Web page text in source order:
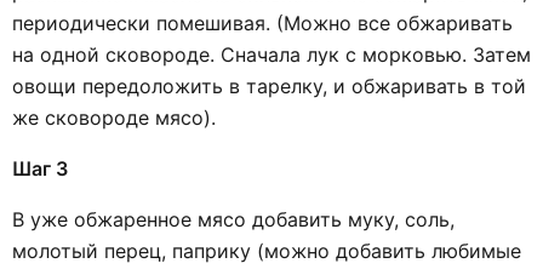
периодически помешивая. (Можно все обжаривать
на одной сковороде. Сначала лук с морковью. Затем
овощи передоложить в тарелку, и обжаривать в той
же сковороде мясо).
Шаг 3
В уже обжаренное мясо добавить муку, соль,
молотый перец, паприку (можно добавить любимые